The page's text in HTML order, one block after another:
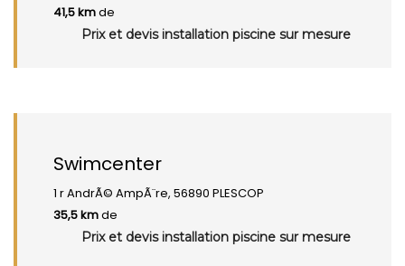
41,5 kmde
Prix et devis installation piscine sur mesure
Swimcenter
1 r AndrÃ© AmpÃ¨re, 56890 PLESCOP
35,5 kmde
Prix et devis installation piscine sur mesure